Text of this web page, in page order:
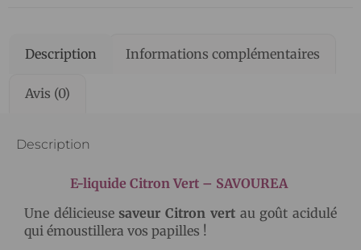
Description Informations complémentaires
Avis (0)
Description
E-liquide Citron Vert – SAVOUREA
Une délicieusesaveur Citron vertau goût acidulé
qui émoustillera vos papilles !